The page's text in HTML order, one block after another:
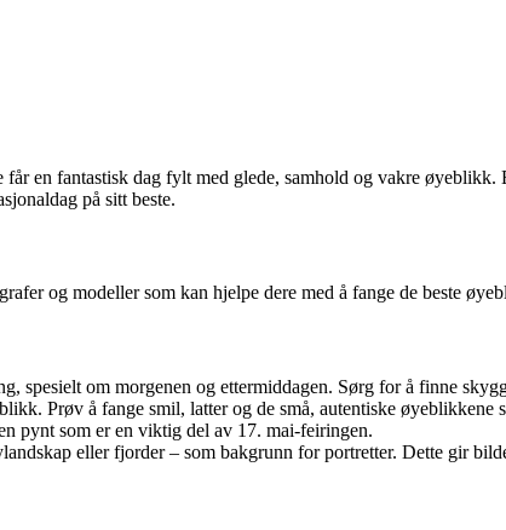
en fantastisk dag fylt med glede, samhold og vakre
på sitt beste.
og modeller som kan hjelpe dere med å fange de beste
spesielt om morgenen og ettermiddagen. Sørg for å finne
Prøv å fange smil, latter og de små, autentiske øyeblikkene
pynt som er en viktig del av 17. mai-feiringen.
eller fjorder – som bakgrunn for portretter. Dette gir